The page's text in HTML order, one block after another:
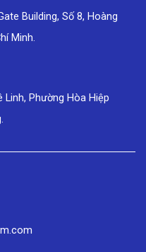
Building, Số 8, Hoàng
Minh.
Phường Hòa Hiệp